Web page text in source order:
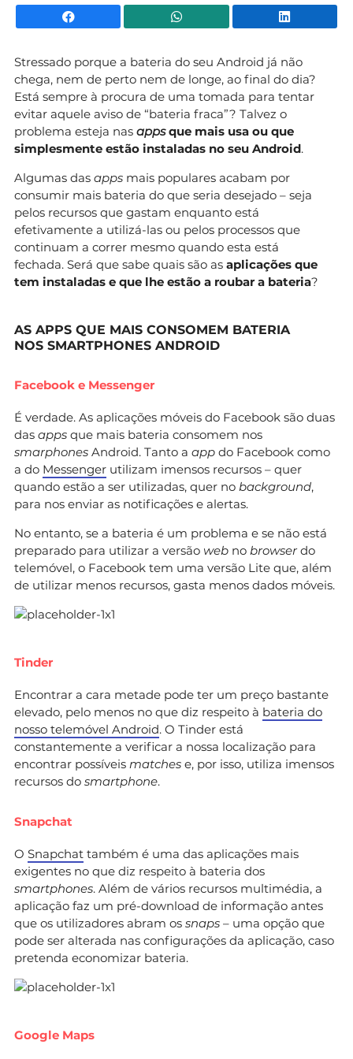
Facebook WhatsApp
Stressado porque a bateria do seu Android já não
chega, nem de perto nem de longe, ao final do dia?
Está sempre à procura de uma tomada para tentar
evitar aquele aviso de “bateria fraca”? Talvez o
problema esteja nas appsque mais usa ou que
simplesmente estão instaladas no seu Android.
Algumas das apps mais populares acabam por
consumir mais bateria do que seria desejado – seja
pelos recursos que gastam enquanto está
efetivamente a utilizá-las ou pelos processos que
continuam a correr mesmo quando esta está
fechada. Será que sabe quais são as aplicações que
tem instaladas e que lhe estão a roubar a bateria?
AS APPS QUE MAIS CONSOMEM BATERIA
NOS SMARTPHONES ANDROID
Facebook e Messenger
É verdade. As aplicações móveis do Facebook são duas
das apps que mais bateria consomem nos
smarphones Android. Tanto a app do Facebook como
a do Messenger utilizam imensos recursos – quer
quando estão a ser utilizadas, quer no background,
para nos enviar as notificações e alertas.
No entanto, se a bateria é um problema e se não está
preparado para utilizar a versão web no browserdo
telemóvel, o Facebook tem uma versão Lite que, além
de utilizar menos recursos, gasta menos dados móveis.
Tinder
Encontrar a cara metade pode ter um preço bastante
elevado, pelo menos no que diz respeito à bateria do
nosso telemóvel Android. O Tinder está
constantemente a verificar a nossa localização para
encontrar possíveis matches e, por isso, utiliza imensos
recursos do smartphone.
Snapchat
O Snapchat também é uma das aplicações mais
exigentes no que diz respeito à bateria dos
smartphones. Além de vários recursos multimédia, a
aplicação faz um pré-download de informação antes
que os utilizadores abram os snaps – uma opção que
pode ser alterada nas configurações da aplicação, caso
pretenda economizar bateria.
Google Maps